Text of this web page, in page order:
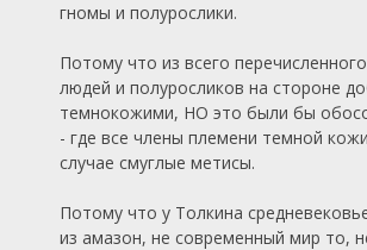
гномы и полурослики.
Потому что из всего
людей и полуросликов на стороне
темнокожими, НО это были бы
- где все члены племени темной
случае смуглые метисы.
Потому что у Толкина
из амазон, не современный мир то,